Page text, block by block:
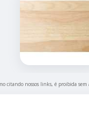
citando nossos links, é proibida